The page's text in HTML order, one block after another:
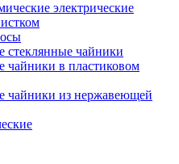
электрические
стеклянные чайники
чайники в пластиковом
чайники из нержавеющей